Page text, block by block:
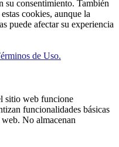
su consentimiento. También
cookies, aunque la
puede afectar su experiencia
de Uso.
sitio web funcione
funcionalidades básicas
No almacenan